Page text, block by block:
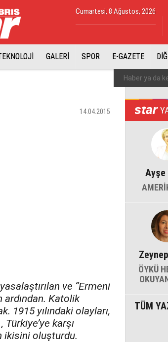
Cumartesi, 8 Ağustos, 2026
GALERİ SPOR E-GAZETE
14.04.2015
ve “Ermeni
ardından. Katolik
1915 yılındaki olayları,
Türkiye’ye karşı
ikisini oluşturdu.
Ayşe
ÖYKÜ
TÜM